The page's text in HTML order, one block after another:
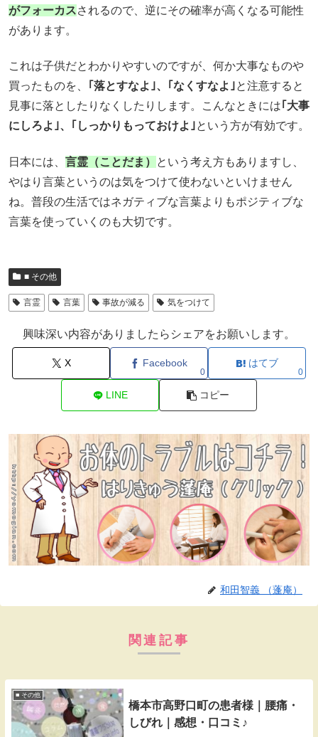
がフォーカスされるので、 逆にその確率が高くなる可能性
があります。
これは子供だとわかりやすいのですが、 何か大事なものや
買ったものを、
｢落とすなよ｣、｢なくすなよ｣と注意すると
見事に落としたりなくしたりします。
こんなときには｢大事
にしろよ｣、
｢しっかりもっておけよ｣という方が有効です。
日本には、 言霊（ことだま）
という考え方もありますし、
やはり言葉というのは気をつけて使わないといけません
ね。 普段の生活ではネガティブな言葉よりもポジティブな
言葉を使っていくのも大切です。
■ その他
言霊 言葉 事故が減る 気をつけて
興味深い内容がありましたらシェアをお願いします。
X Facebook
0
はてブ
0
LINE コピー
和田智義 （蓬庵）
関連記事
■ その他
橋本市高野口町の患者様｜腰痛・
しびれ｜感想・口コミ♪